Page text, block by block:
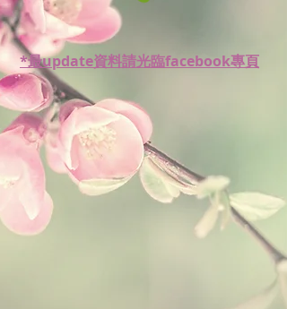
*最update資料請光臨facebook專頁